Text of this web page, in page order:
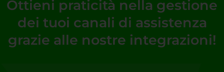
Ottieni praticità nella gestione
dei tuoi canali di assistenza
grazie alle nostre integrazioni!